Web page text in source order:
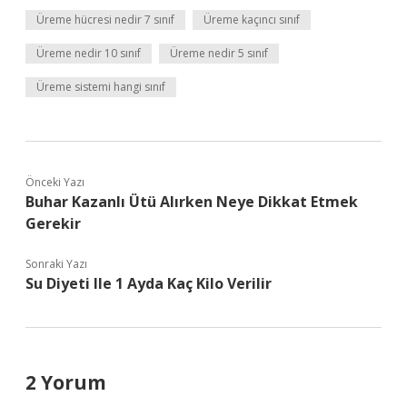
Üreme hücresi nedir 7 sınıf Üreme kaçıncı sınıf
Üreme nedir 10 sınıf Üreme nedir 5 sınıf
Üreme sistemi hangi sınıf
Önceki Yazı
Buhar Kazanlı Ütü Alırken Neye Dikkat Etmek
Gerekir
Sonraki Yazı
Su Diyeti Ile 1 Ayda Kaç Kilo Verilir
2 Yorum